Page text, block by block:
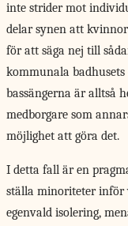
inte strider mot
delar synen att
för att säga nej till
kommunala
bassängerna är alltså
medborgare som
möjlighet att göra det.
I detta fall är en
ställa minoriteter inför
egenvald isolering,